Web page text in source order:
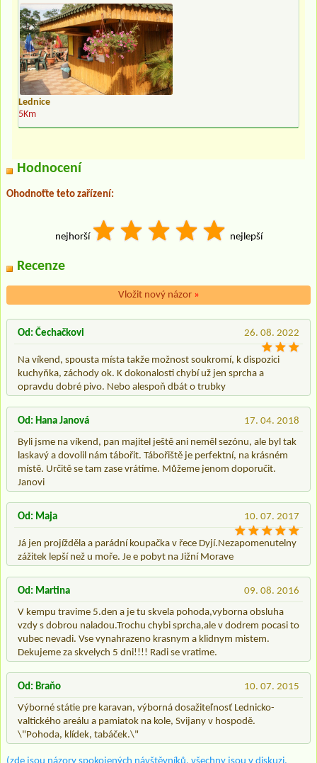
Lednice
5Km
Hodnocení
Ohodnoťte teto zařízení:
nejhorší nejlepší
Recenze
Vložit nový názor »
26. 08. 2022
Od: Čechačkovi
Na víkend, spousta místa takže možnost soukromí, k dispozici
kuchyňka, záchody ok. K dokonalosti chybí už jen sprcha a
opravdu dobré pivo. Nebo alespoň dbát o trubky
17. 04. 2018
Od: Hana Janová
Byli jsme na víkend, pan majitel ještě ani neměl sezónu, ale byl tak
laskavý a dovolil nám tábořit. Tábořiště je perfektní, na krásném
místě. Určitě se tam zase vrátíme. Můžeme jenom doporučit.
Janovi
10. 07. 2017
Od: Maja
Já jen projížděla a parádní koupačka v řece Dyjí.Nezapomenutelny
zážitek lepší než u moře. Je e pobyt na Jižní Morave
09. 08. 2016
Od: Martina
V kempu travime 5.den a je tu skvela pohoda,vyborna obsluha
vzdy s dobrou naladou.Trochu chybi sprcha,ale v dodrem pocasi to
vubec nevadi. Vse vynahrazeno krasnym a klidnym mistem.
Dekujeme za skvelych 5 dni!!!! Radi se vratime.
10. 07. 2015
Od: Braňo
Výborné státie pre karavan, výborná dosažiteľnosť Lednicko-
valtického areálu a pamiatok na kole, Svijany v hospodě.
\"Pohoda, klídek, tabáček.\"